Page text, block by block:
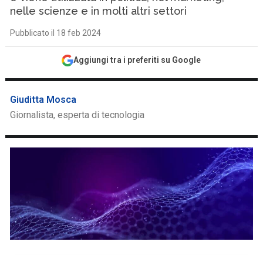
nelle scienze e in molti altri settori
Pubblicato il 18 feb 2024
Aggiungi tra i preferiti su Google
Giuditta Mosca
Giornalista, esperta di tecnologia